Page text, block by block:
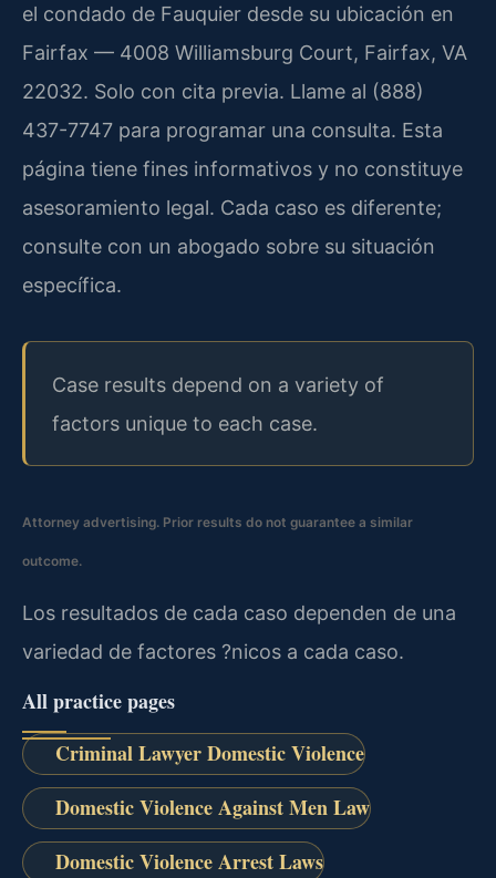
el condado de Fauquier desde su ubicación en
Fairfax — 4008 Williamsburg Court, Fairfax, VA
22032. Solo con cita previa. Llame al (888)
437-7747 para programar una consulta. Esta
página tiene fines informativos y no constituye
asesoramiento legal. Cada caso es diferente;
consulte con un abogado sobre su situación
específica.
Case results depend on a variety of
factors unique to each case.
Attorney advertising. Prior results do not guarantee a similar
outcome.
Los resultados de cada caso dependen de una
variedad de factores ?nicos a cada caso.
All practice pages
Criminal Lawyer Domestic Violence
Domestic Violence Against Men Law
Domestic Violence Arrest Laws